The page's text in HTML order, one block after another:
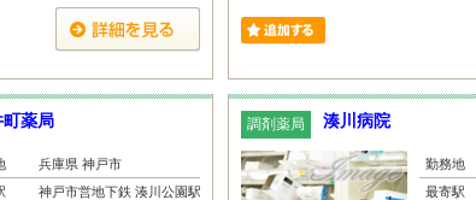
町薬局
兵庫県 神戸市
神戸市営地下鉄 湊川公園駅
調剤薬局 湊川病院
勤務地
最寄駅